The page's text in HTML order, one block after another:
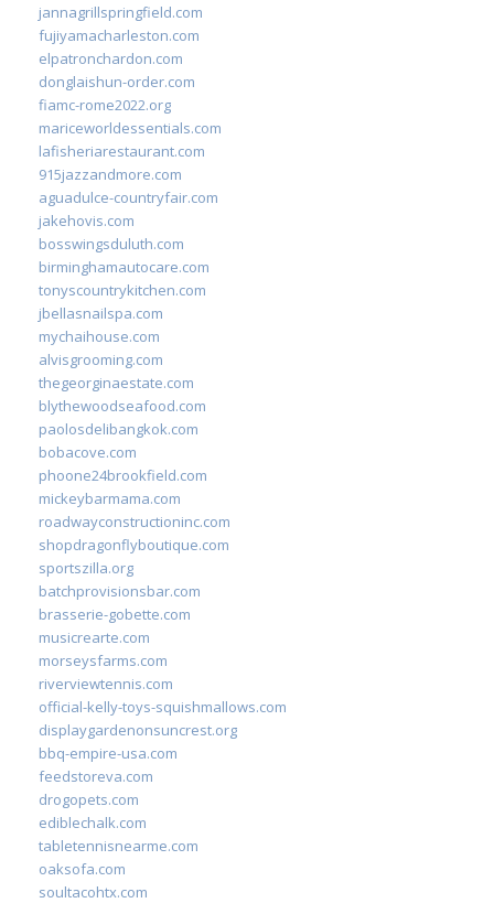
jannagrillspringfield.com
fujiyamacharleston.com
elpatronchardon.com
donglaishun-order.com
fiamc-rome2022.org
mariceworldessentials.com
lafisheriarestaurant.com
915jazzandmore.com
aguadulce-countryfair.com
jakehovis.com
bosswingsduluth.com
birminghamautocare.com
tonyscountrykitchen.com
jbellasnailspa.com
mychaihouse.com
alvisgrooming.com
thegeorginaestate.com
blythewoodseafood.com
paolosdelibangkok.com
bobacove.com
phoone24brookfield.com
mickeybarmama.com
roadwayconstructioninc.com
shopdragonflyboutique.com
sportszilla.org
batchprovisionsbar.com
brasserie-gobette.com
musicrearte.com
morseysfarms.com
riverviewtennis.com
official-kelly-toys-squishmallows.com
displaygardenonsuncrest.org
bbq-empire-usa.com
feedstoreva.com
drogopets.com
ediblechalk.com
tabletennisnearme.com
oaksofa.com
soultacohtx.com